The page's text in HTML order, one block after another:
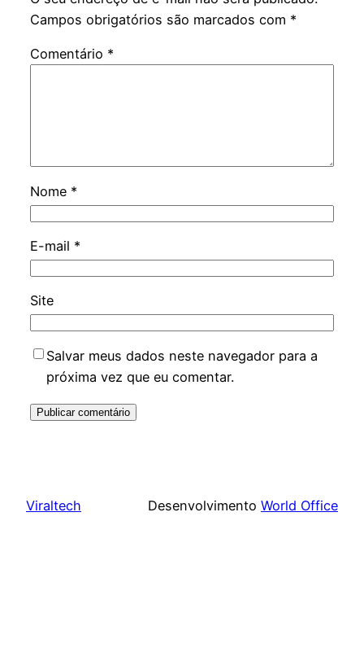
Campos obrigatórios são marcados com *
Comentário *
Nome *
E-mail *
Site
Salvar meus dados neste navegador para a
próxima vez que eu comentar.
Viraltech Desenvolvimento World Office